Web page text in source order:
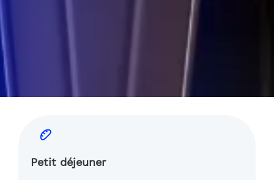
Petit déjeuner